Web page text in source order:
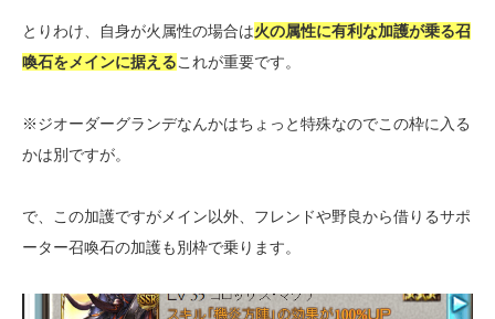
とりわけ、自身が火属性の場合は火の属性に有利な加護が乗る召
喚石をメインに据えるこれが重要です。
※ジオーダーグランデなんかはちょっと特殊なのでこの枠に入る
かは別ですが。
で、この加護ですがメイン以外、フレンドや野良から借りるサポ
ーター召喚石の加護も別枠で乗ります。